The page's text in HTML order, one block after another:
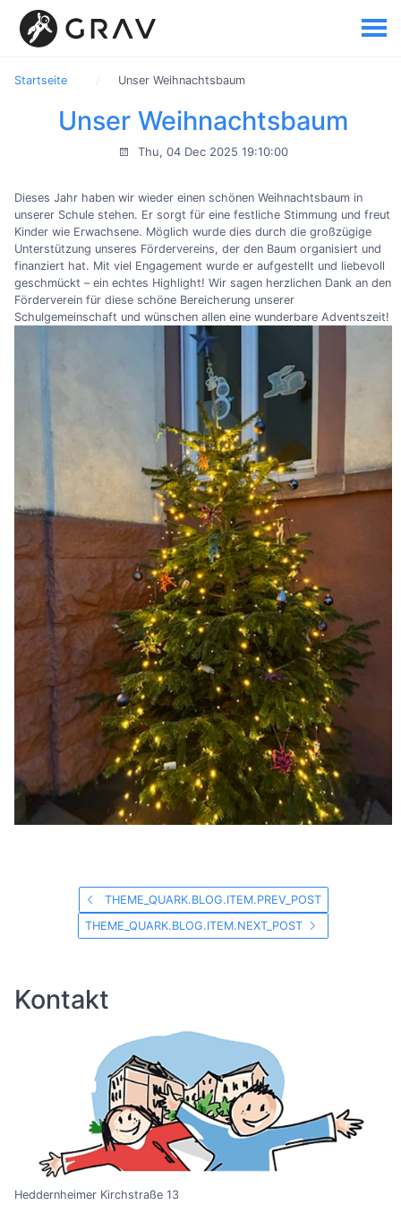
Startseite Unser Weihnachtsbaum
Unser Weihnachtsbaum
Thu, 04 Dec 2025 19:10:00
Dieses Jahr haben wir wieder einen schönen Weihnachtsbaum in
unserer Schule stehen. Er sorgt für eine festliche Stimmung und freut
Kinder wie Erwachsene. Möglich wurde dies durch die großzügige
Unterstützung unseres Fördervereins, der den Baum organisiert und
finanziert hat. Mit viel Engagement wurde er aufgestellt und liebevoll
geschmückt – ein echtes Highlight! Wir sagen herzlichen Dank an den
Förderverein für diese schöne Bereicherung unserer
Schulgemeinschaft und wünschen allen eine wunderbare Adventszeit!
THEME_QUARK.BLOG.ITEM.PREV_POST
THEME_QUARK.BLOG.ITEM.NEXT_POST
Kontakt
Heddernheimer Kirchstraße 13